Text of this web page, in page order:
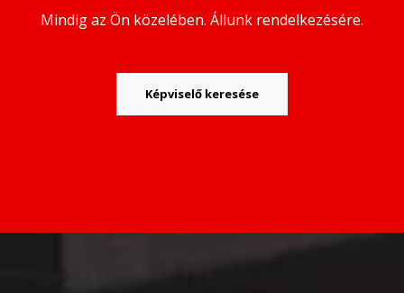
Mindig az Ön közelében. Állunk rendelkezésére.
Képviselő keresése